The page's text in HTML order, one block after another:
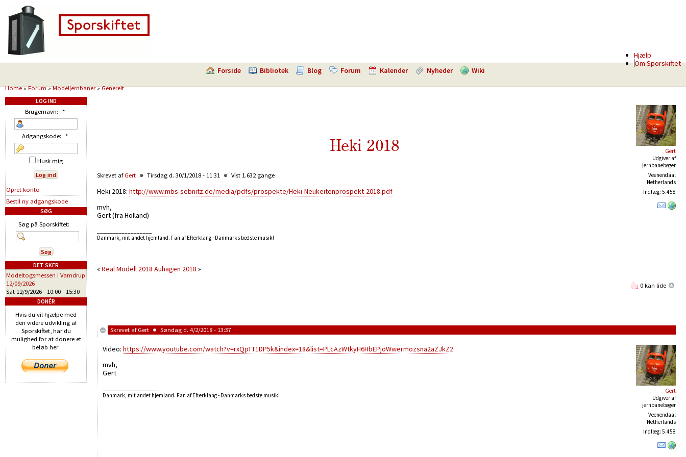
Hjælp
Om Sporskiftet
Forside Bibliotek Blog Forum Kalender Nyheder Wiki
Home»Forum»Modeljernbaner»Generelt
Gert
Udgiver af
jernbanebøger
Veenendaal
Netherlands
Indlæg: 5.458
Heki 2018
Skrevet af Gert Tirsdag d. 30/1/2018 - 11:31 Vist 1.632 gange
Heki 2018: http://www.mbs-sebnitz.de/media/pdfs/prospekte/Heki-Neukeitenprospekt-2018.pdf
mvh,
Gert (fra Holland)
Danmark, mit andet hjemland. Fan af Efterklang - Danmarks bedste musik!
«Real Modell 2018 Auhagen 2018 »
0 kan lide
Skrevet af Gert Søndag d. 4/2/2018 - 13:37
Gert
Udgiver af
jernbanebøger
Veenendaal
Netherlands
Indlæg: 5.458
Video: https://www.youtube.com/watch?v=rxQpTT1DP5k&index=18&list=PLcAzWtkyH6HbEPjoWwermozsna2aZJkZ2
mvh,
Gert
Danmark, mit andet hjemland. Fan af Efterklang - Danmarks bedste musik!
LOG IND
Brugernavn: *
Adgangskode: *
Husk mig
Opret konto
Bestil ny adgangskode
SØG
Søg på Sporskiftet:
DET SKER
Modeltogsmessen i Vamdrup
12/09/2026
Sat 12/9/2026 - 10:00 - 15:30
DONÉR
Hvis du vil hjælpe med
den videre udvikling af
Sporskiftet, har du
mulighed for at donere et
beløb her: